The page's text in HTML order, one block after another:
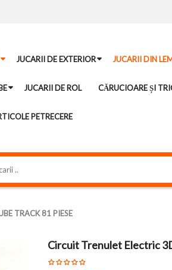
JUCARII DE EXTERIOR JUCARII DIN
JUCARII DE ROL CĂRUCIOARE ȘI
PETRECERE
TRACK 81 PIESE
Circuit Trenulet Electric